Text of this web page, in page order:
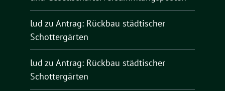
lud zu Antrag: Rückbau städtischer
Schottergärten
lud zu Antrag: Rückbau städtischer
Schottergärten